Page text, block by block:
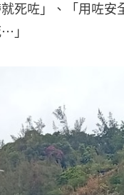
死咗」、「用咗
」